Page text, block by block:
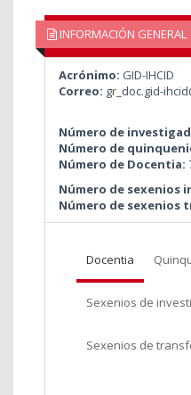
INFORMACIÓN GENERAL
Acrónimo: GID-IHCID
Correo: gr_doc.gid-
Número de
Número de
Número de Docentia:
Número de sexenios
Número de sexenios
Docentia
Sexenios de
Sexenios de